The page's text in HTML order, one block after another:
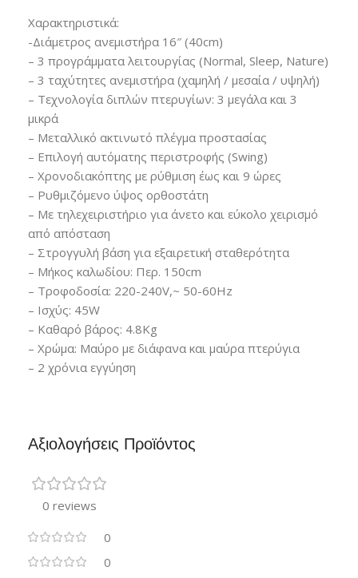
Χαρακτηριστικά:
-Διάμετρος ανεμιστήρα 16″ (40cm)
– 3 προγράμματα λειτουργίας (Normal, Sleep, Nature)
– 3 ταχύτητες ανεμιστήρα (χαμηλή / μεσαία / υψηλή)
– Τεχνολογία διπλών πτερυγίων: 3 μεγάλα και 3
μικρά
– Μεταλλικό ακτινωτό πλέγμα προστασίας
– Επιλογή αυτόματης περιστροφής (Swing)
– Χρονοδιακόπτης με ρύθμιση έως και 9 ώρες
– Ρυθμιζόμενο ύψος ορθοστάτη
– Με τηλεχειριστήριο για άνετο και εύκολο χειρισμό
από απόσταση
– Στρογγυλή βάση για εξαιρετική σταθερότητα
– Μήκος καλωδίου: Περ. 150cm
– Τροφοδοσία: 220-240V,~ 50-60Hz
– Ισχύς: 45W
– Καθαρό βάρος: 4.8Kg
– Χρώμα: Μαύρο με διάφανα και μαύρα πτερύγια
– 2 χρόνια εγγύηση
Αξιολογήσεις Προϊόντος
0 reviews
0
0